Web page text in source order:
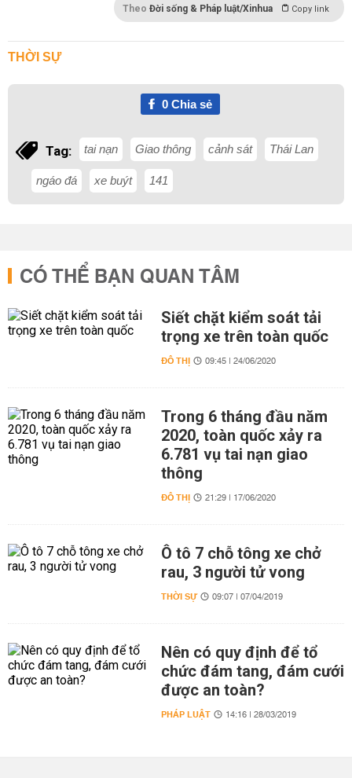
Theo Đời sống & Pháp luật/Xinhua Copy link
THỜI SỰ
0Chia sẻ
Tag: tai nạn Giao thông cảnh sát Thái Lan
ngáo đá xe buýt 141
CÓ THỂ BẠN QUAN TÂM
Siết chặt kiểm soát tải
trọng xe trên toàn quốc
ĐÔ THỊ 09:45 | 24/06/2020
Trong 6 tháng đầu năm
2020, toàn quốc xảy ra
6.781 vụ tai nạn giao
thông
ĐÔ THỊ 21:29 | 17/06/2020
Ô tô 7 chỗ tông xe chở
rau, 3 người tử vong
THỜI SỰ 09:07 | 07/04/2019
Nên có quy định để tổ
chức đám tang, đám cưới
được an toàn?
PHÁP LUẬT 14:16 | 28/03/2019